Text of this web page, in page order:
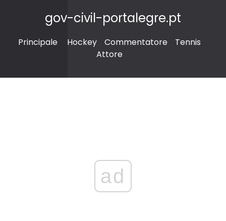
gov-civil-portalegre.pt
Principale Hockey Commentatore
Tennis
Attore
ad